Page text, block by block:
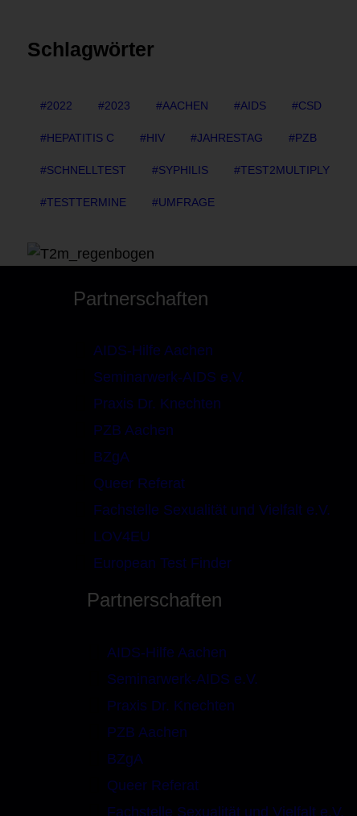
Schlagwörter
2022 2023 AACHEN AIDS CSD
HEPATITIS C HIV JAHRESTAG PZB
SCHNELLTEST SYPHILIS TEST2MULTIPLY
TESTTERMINE UMFRAGE
Partnerschaften
AIDS-Hilfe Aachen
Seminarwerk-AIDS e.V.
Praxis Dr. Knechten
PZB Aachen
BZgA
Queer Referat
Fachstelle Sexualität und Vielfalt e.V.
LOV4EU
European Test Finder
Partnerschaften
AIDS-Hilfe Aachen
Seminarwerk-AIDS e.V.
Praxis Dr. Knechten
PZB Aachen
BZgA
Queer Referat
Fachstelle Sexualität und Vielfalt e.V.